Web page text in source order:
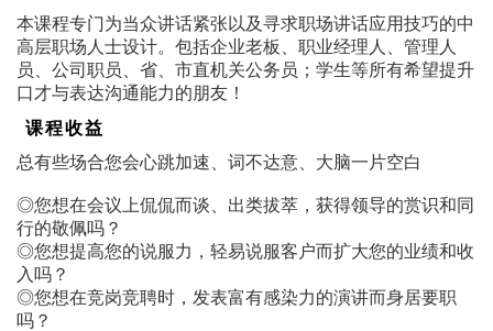
本课程专门为当众讲话紧张以及寻求职场讲话应用技巧的中
高层职场人士设计。包括企业老板、职业经理人、管理人
员、公司职员、省、市直机关公务员；学生等所有希望提升
口才与表达沟通能力的朋友！
课程收益
总有些场合您会心跳加速、词不达意、大脑一片空白
◎您想在会议上侃侃而谈、出类拔萃，获得领导的赏识和同
行的敬佩吗？
◎您想提高您的说服力，轻易说服客户而扩大您的业绩和收
入吗？
◎您想在竞岗竞聘时，发表富有感染力的演讲而身居要职
吗？